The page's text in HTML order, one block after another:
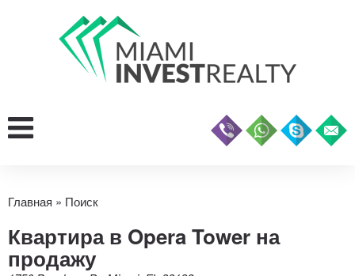
Главная » Поиск
Квартира в Opera Tower на
продажу